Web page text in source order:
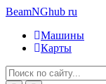
BeamNGhub ru
Машины
Карты